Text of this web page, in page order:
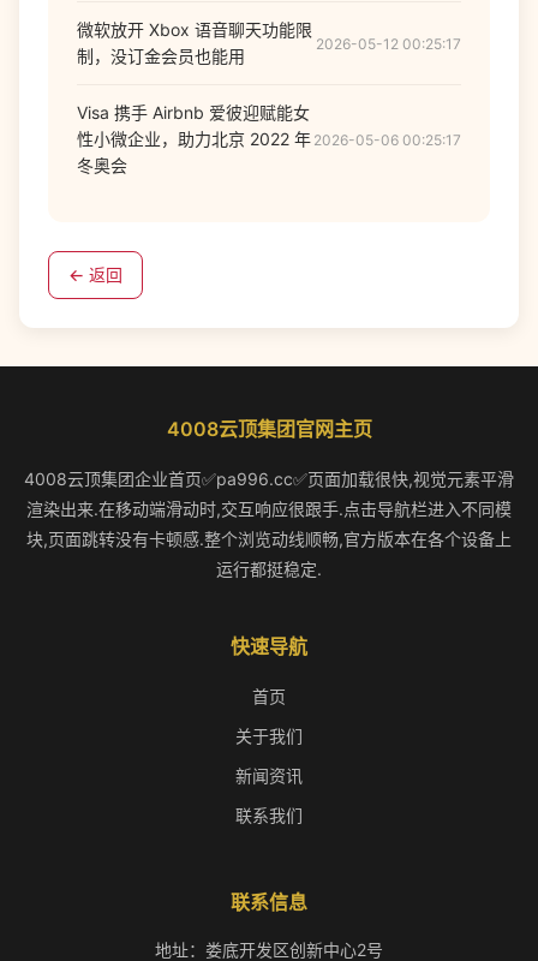
微软放开 Xbox 语音聊天功能限
制，没订金会员也能用
2026-05-12 00:25:17
Visa 携手 Airbnb 爱彼迎赋能女
性小微企业，助力北京 2022 年
冬奥会
2026-05-06 00:25:17
← 返回
4008云顶集团官网主页
4008云顶集团企业首页✅pa996.cc✅页面加载很快,视觉元素平滑
渲染出来.在移动端滑动时,交互响应很跟手.点击导航栏进入不同模
块,页面跳转没有卡顿感.整个浏览动线顺畅,官方版本在各个设备上
运行都挺稳定.
快速导航
首页
关于我们
新闻资讯
联系我们
联系信息
地址：娄底开发区创新中心2号